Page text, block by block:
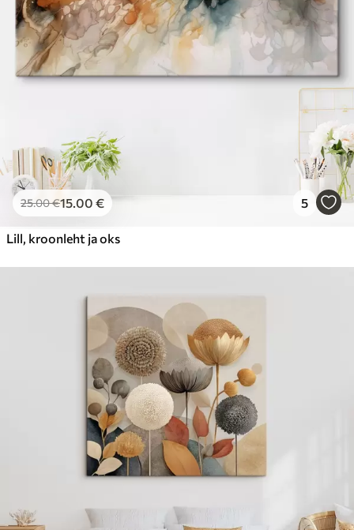
25.00€15.00 € 5
Lill, kroonleht ja oks